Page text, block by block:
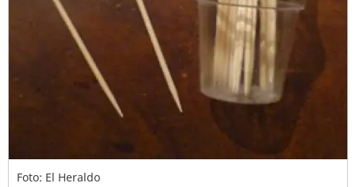
Foto: El Heraldo